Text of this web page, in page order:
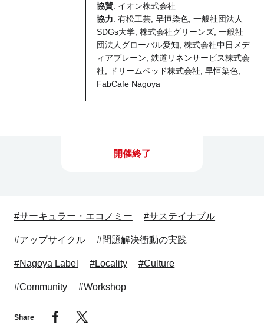
協賛: イオン株式会社
協力: 有松工芸, 早恒染色, 一般社団法人
SDGs大学, 株式会社グリーンズ, 一般社
団法人グローバル愛知, 株式会社中日メデ
ィアブレーン, 鉄道リネンサービス株式会
社, ドリームベッド株式会社, 早恒染色,
FabCafe Nagoya
開催終了
#サーキュラー・エコノミー #サステイナブル
#アップサイクル #問題解決衝動の実践
#Nagoya Label #Locality #Culture
#Community #Workshop
Share